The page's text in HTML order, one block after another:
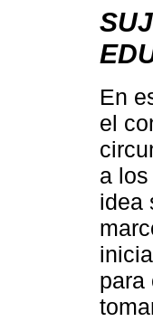
En
el
a
idea
para